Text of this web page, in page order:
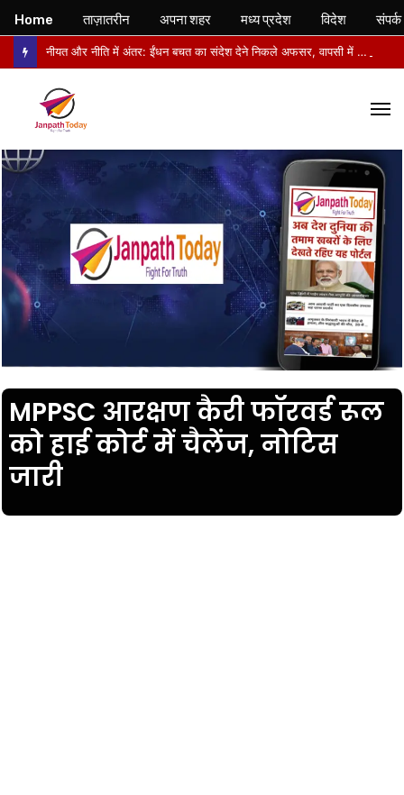
नीयत और नीति में अंतर: ईंधन बचत का संदेश देने निकले अफसर, वापसी में सरकारी वाहनों से लौटे
MPPSC आरक्षण कैरी फॉरवर्ड रूल
को हाई कोर्ट में चैलेंज, नोटिस
जारी
Home ताज़ातरीन अपना शहर मध्य प्रदेश विदेश संपर्क